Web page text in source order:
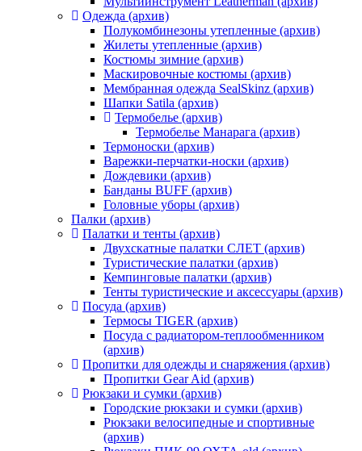
Одежда (архив)
Полукомбинезоны утепленные (архив)
Жилеты утепленные (архив)
Костюмы зимние (архив)
Маскировочные костюмы (архив)
Мембранная одежда SealSkinz (архив)
Шапки Satila (архив)
Термобелье (архив)
Термобелье Манарага (архив)
Термоноски (архив)
Варежки-перчатки-носки (архив)
Дождевики (архив)
Банданы BUFF (архив)
Головные уборы (архив)
Палки (архив)
Палатки и тенты (архив)
Двухскатные палатки СЛЕТ (архив)
Туристические палатки (архив)
Кемпинговые палатки (архив)
Тенты туристические и аксессуары (архив)
Посуда (архив)
Термосы TIGER (архив)
Посуда с радиатором-теплообменником
(архив)
Пропитки для одежды и снаряжения (архив)
Пропитки Gear Aid (архив)
Рюкзаки и сумки (архив)
Городские рюкзаки и сумки (архив)
Рюкзаки велосипедные и спортивные
(архив)